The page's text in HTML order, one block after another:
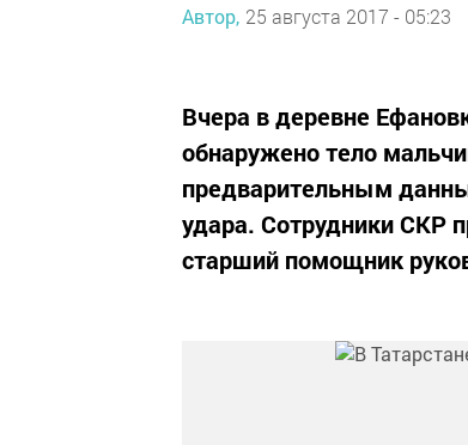
Автор, 25 августа 2017 - 05:23
Вчера в деревне
обнаружено тело
предварительным
удара. Сотрудники СКР
старший помощник